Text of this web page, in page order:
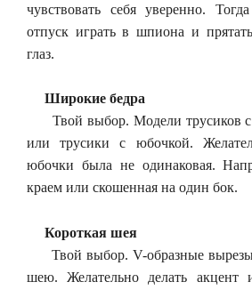
чувствовать себя уверенно.
отпуск играть в шпиона и
глаз.
Широкие бедра
Твой выбор. Модели трусиков с
или трусики с юбочкой.
юбочки была не одинаковая.
краем или скошенная на один бок.
Короткая шея
Твой выбор. V-образные вырезы
шею. Желательно делать акцент